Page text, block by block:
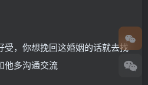
受，你想挽回这婚姻的话就去找
他多沟通交流